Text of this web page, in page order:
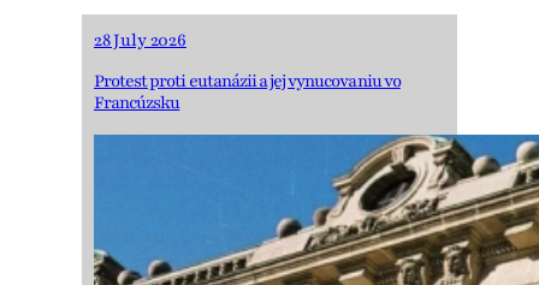
28 July 2026
Protest proti eutanázii a jej vynucovaniu vo
Francúzsku